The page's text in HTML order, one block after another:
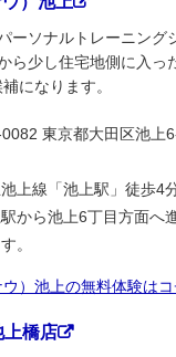
ーソナルトレーニング
ら少し住宅地側に入っ
になります。
東京都大田区池上
上線「池上駅」徒歩4
から池上6丁目方面へ
。
）池上の無料体験はコ
上橋店